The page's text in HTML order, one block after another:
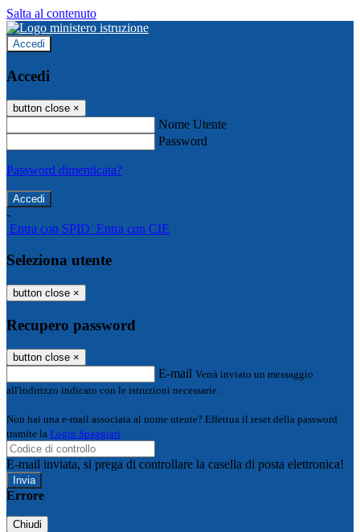
Salta al contenuto
Accedi
Accedi
button close ×
Nome Utente
Password
Password dimenticata?
-
Entra con SPID Entra con CIE
Seleziona utente
button close ×
Recupero password
button close ×
E-mail Verrà inviato un messaggio
all'indirizzo indicato con le istruzioni necessarie.
Non hai una e-mail associata al nome utente? Effettua il reset della password
tramite la Login Spaggiari
E-mail inviata, si prega di controllare la casella di posta elettronica!
Errore
Chiudi